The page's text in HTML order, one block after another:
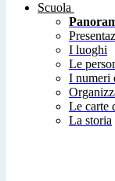
Scuola
I luoghi
Le
I numeri
Le carte
La storia